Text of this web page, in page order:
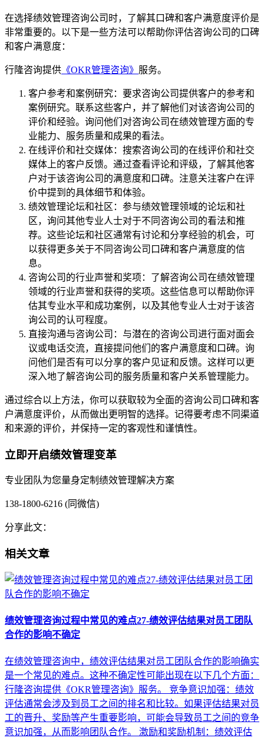
在选择绩效管理咨询公司时，了解其口碑和客户满意度评价是
非常重要的。以下是一些方法可以帮助你评估咨询公司的口碑
和客户满意度：
行隆咨询提供 《OKR管理咨询》 服务。
客户参考和案例研究：要求咨询公司提供客户的参考和
案例研究。联系这些客户，并了解他们对该咨询公司的
评价和经验。询问他们对咨询公司在绩效管理方面的专
业能力、服务质量和成果的看法。
在线评价和社交媒体：搜索咨询公司的在线评价和社交
媒体上的客户反馈。通过查看评论和评级，了解其他客
户对于该咨询公司的满意度和口碑。注意关注客户在评
价中提到的具体细节和体验。
绩效管理论坛和社区：参与绩效管理领域的论坛和社
区，询问其他专业人士对于不同咨询公司的看法和推
荐。这些论坛和社区通常有讨论和分享经验的机会，可
以获得更多关于不同咨询公司口碑和客户满意度的信
息。
咨询公司的行业声誉和奖项：了解咨询公司在绩效管理
领域的行业声誉和获得的奖项。这些信息可以帮助你评
估其专业水平和成功案例，以及其他专业人士对于该咨
询公司的认可程度。
直接沟通与咨询公司：与潜在的咨询公司进行面对面会
议或电话交流，直接提问他们的客户满意度和口碑。询
问他们是否有可以分享的客户见证和反馈。这样可以更
深入地了解咨询公司的服务质量和客户关系管理能力。
通过综合以上方法，你可以获取较为全面的咨询公司口碑和客
户满意度评价，从而做出更明智的选择。记得要考虑不同渠道
和来源的评价，并保持一定的客观性和谨慎性。
立即开启绩效管理变革
专业团队为您量身定制绩效管理解决方案
138-1800-6216 (同微信)
分享此文：
相关文章
绩效管理咨询过程中常见的难点27-绩效评估结果对员工团队
合作的影响不确定
在绩效管理咨询中，绩效评估结果对员工团队合作的影响确实
是一个常见的难点。这种不确定性可能出现在以下几个方面：
行隆咨询提供《OKR管理咨询》服务。 竞争意识加强：绩效
评估通常会涉及到员工之间的排名和比较。如果评估结果对员
工的晋升、奖励等产生重要影响，可能会导致员工之间的竞争
意识加强，从而影响团队合作。 激励和奖励机制：绩效评估